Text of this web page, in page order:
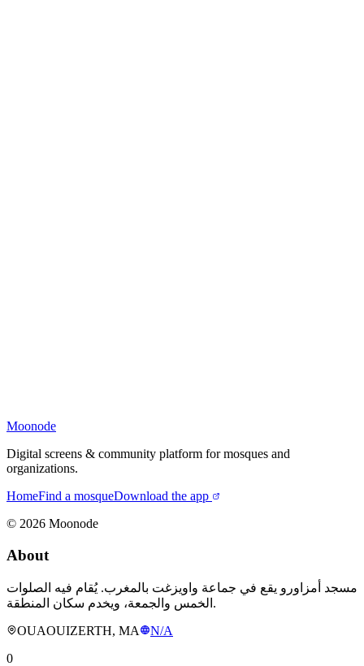
Moonode
Digital screens & community platform for mosques and
organizations.
HomeFind a mosqueDownload the app
© 2026 Moonode
About
مسجد أمزاورو يقع في جماعة واويزغت بالمغرب. يُقام فيه الصلوات
الخمس والجمعة، ويخدم سكان المنطقة.
OUAOUIZERTH, MA
N/A
0